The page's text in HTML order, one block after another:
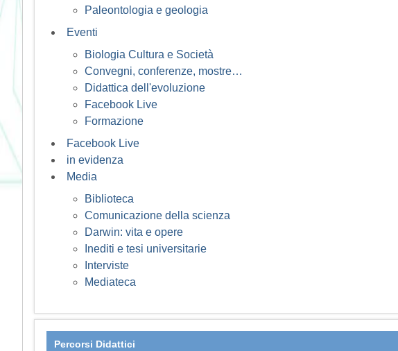
Paleontologia e geologia
Eventi
Biologia Cultura e Società
Convegni, conferenze, mostre…
Didattica dell'evoluzione
Facebook Live
Formazione
Facebook Live
in evidenza
Media
Biblioteca
Comunicazione della scienza
Darwin: vita e opere
Inediti e tesi universitarie
Interviste
Mediateca
Percorsi Didattici